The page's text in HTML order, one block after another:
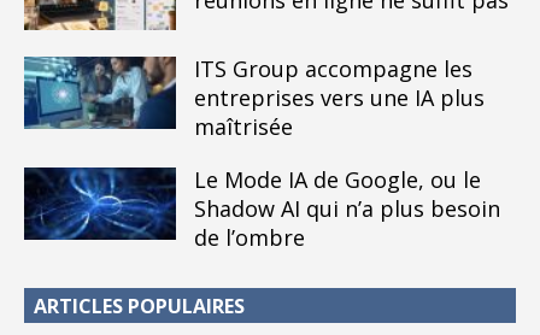
ITS Group accompagne les
entreprises vers une IA plus
maîtrisée
Le Mode IA de Google, ou le
Shadow AI qui n’a plus besoin
de l’ombre
ARTICLES POPULAIRES